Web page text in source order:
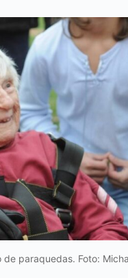
paraquedas. Foto: